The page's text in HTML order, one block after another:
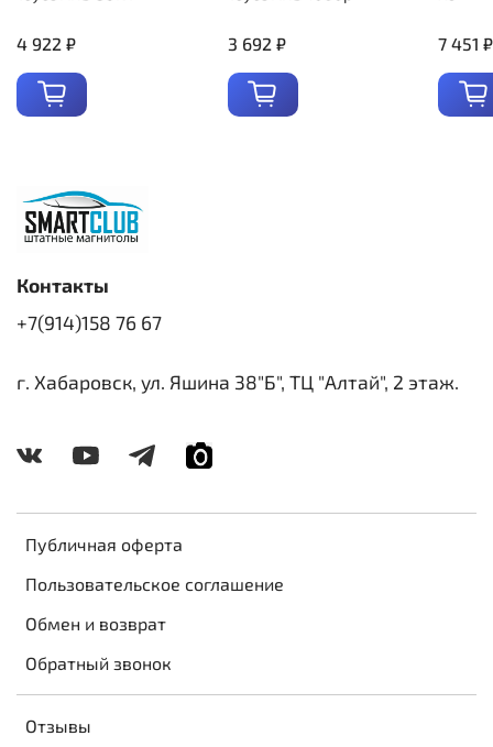
4 922 ₽ 3 692 ₽ 7 451 ₽
Публичная оферта
Пользовательское соглашение
Обмен и возврат
Обратный звонок
Отзывы
Контакты
+7(914)158 76 67
г. Хабаровск, ул. Яшина 38"Б", ТЦ "Алтай", 2 этаж.